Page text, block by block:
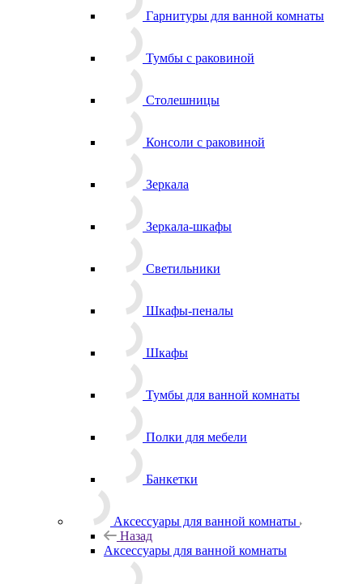
Гарнитуры для ванной комнаты
Тумбы с раковиной
Столешницы
Консоли с раковиной
Зеркала
Зеркала-шкафы
Светильники
Шкафы-пеналы
Шкафы
Тумбы для ванной комнаты
Полки для мебели
Банкетки
Аксессуары для ванной комнаты
Назад
Аксессуары для ванной комнаты